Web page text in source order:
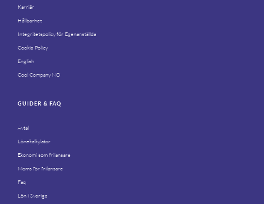
Karriär
Hållbarhet
Integritetspolicy för Egenanställda
Cookie Policy
English
Cool Company NO
GUIDER & FAQ
Avtal
Lönekalkylator
Ekonomi som frilansare
Moms för frilansare
Faq
Lön i Sverige